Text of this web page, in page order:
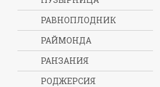
РАВНОПЛОДНИК
РАЙМОНДА
РАНЗАНИЯ
РОДЖЕРСИЯ